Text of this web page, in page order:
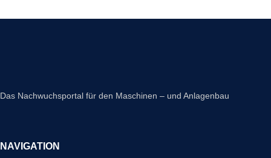
Das Nachwuchsportal für den Maschinen – und Anlagenbau
NAVIGATION